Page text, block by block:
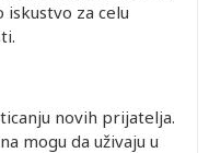
iskustvo za celu
novih prijatelja.
mogu da uživaju u